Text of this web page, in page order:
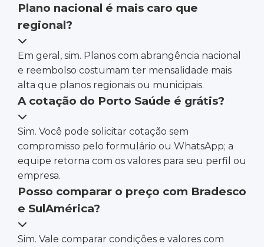
Plano nacional é mais caro que
regional?
Em geral, sim. Planos com abrangência nacional
e reembolso costumam ter mensalidade mais
alta que planos regionais ou municipais.
A cotação do Porto Saúde é grátis?
Sim. Você pode solicitar cotação sem
compromisso pelo formulário ou WhatsApp; a
equipe retorna com os valores para seu perfil ou
empresa.
Posso comparar o preço com Bradesco
e SulAmérica?
Sim. Vale comparar condições e valores com